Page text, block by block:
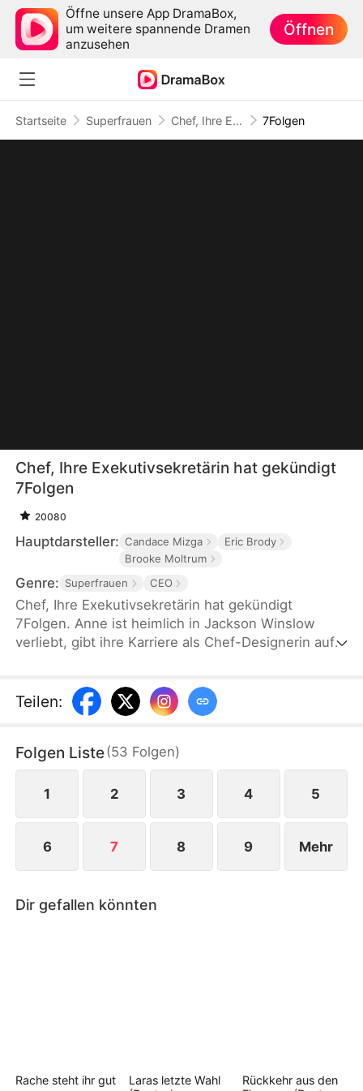
Öffne unsere App DramaBox,
um weitere spannende Dramen
anzusehen
Öffnen
Startseite Superfrauen Chef, Ihre Exekutivsekretärin hat gekündigt 7Folgen
Chef, Ihre Exekutivsekretärin hat gekündigt
7Folgen
20080
Hauptdarsteller: Candace Mizga
Eric Brody
Brooke Moltrum
Genre: Superfrauen CEO
Chef, Ihre Exekutivsekretärin hat gekündigt
7Folgen. Anne ist heimlich in Jackson Winslow
verliebt, gibt ihre Karriere als Chef-Designerin auf
Liebe Melissa bewusstlos nach einer
Kohlenmonoxidvergiftung. Nach der Bewältigung
zurück.
Teilen:
Folgen Liste(53 Folgen)
1 2 3 4 5
6 7 8 9 Mehr
Dir gefallen könnten
Rache steht ihr gut
Laras letzte Wahl
Rückkehr aus den